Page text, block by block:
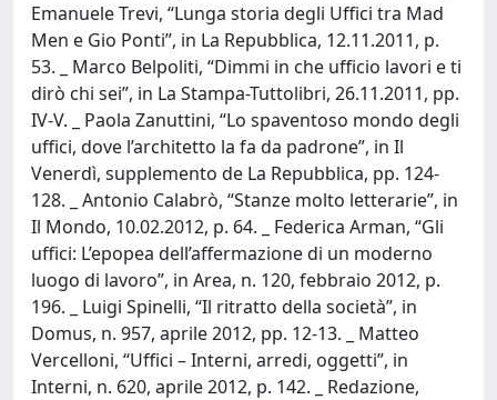
Emanuele Trevi, “Lunga storia degli Uffici tra Mad
Men e Gio Ponti”, in La Repubblica, 12.11.2011, p.
53. _ Marco Belpoliti, “Dimmi in che ufficio lavori e ti
dirò chi sei”, in La Stampa-Tuttolibri, 26.11.2011, pp.
IV-V. _ Paola Zanuttini, “Lo spaventoso mondo degli
uffici, dove l’architetto la fa da padrone”, in Il
Venerdì, supplemento de La Repubblica, pp. 124-
128. _ Antonio Calabrò, “Stanze molto letterarie”, in
Il Mondo, 10.02.2012, p. 64. _ Federica Arman, “Gli
uffici: L’epopea dell’affermazione di un moderno
luogo di lavoro”, in Area, n. 120, febbraio 2012, p.
196. _ Luigi Spinelli, “Il ritratto della società”, in
Domus, n. 957, aprile 2012, pp. 12-13. _ Matteo
Vercelloni, “Uffici – Interni, arredi, oggetti”, in
Interni, n. 620, aprile 2012, p. 142. _ Redazione,